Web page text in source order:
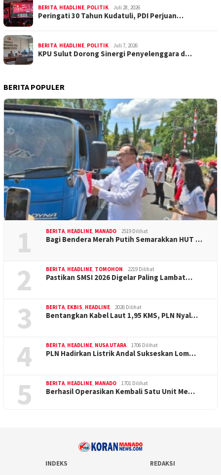
BERITA, HEADLINE, POLITIK Juli 28, 2026
Peringati 30 Tahun Kudatuli, PDI Perjuan…
BERITA, HEADLINE, POLITIK Juli 7, 2026
KPU Sulut Dorong Sinergi Penyelenggara d…
BERITA POPULER
1 BERITA, HEADLINE, MANADO 2519 Dilihat
Bagi Bendera Merah Putih Semarakkan HUT …
2 BERITA, HEADLINE, TOMOHON 2219 Dilihat
Pastikan SMSI 2026 Digelar Paling Lambat…
3 BERITA, EKBIS, HEADLINE 2026 Dilihat
Bentangkan Kabel Laut 1,95 KMS, PLN Nyal…
4 BERITA, HEADLINE, NUSA UTARA 1706 Dilihat
PLN Hadirkan Listrik Andal Sukseskan Lom…
5 BERITA, HEADLINE, MANADO 1701 Dilihat
Berhasil Operasikan Kembali Satu Unit Me…
INDEKS
REDAKSI